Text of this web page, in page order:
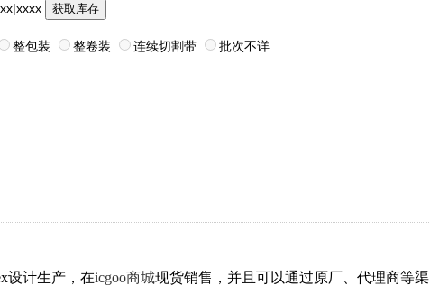
获取库存
整包装 整卷装 连续切割带 批次不详
设计生产，在icgoo商城现货销售，并且可以通过原厂、代理商等渠